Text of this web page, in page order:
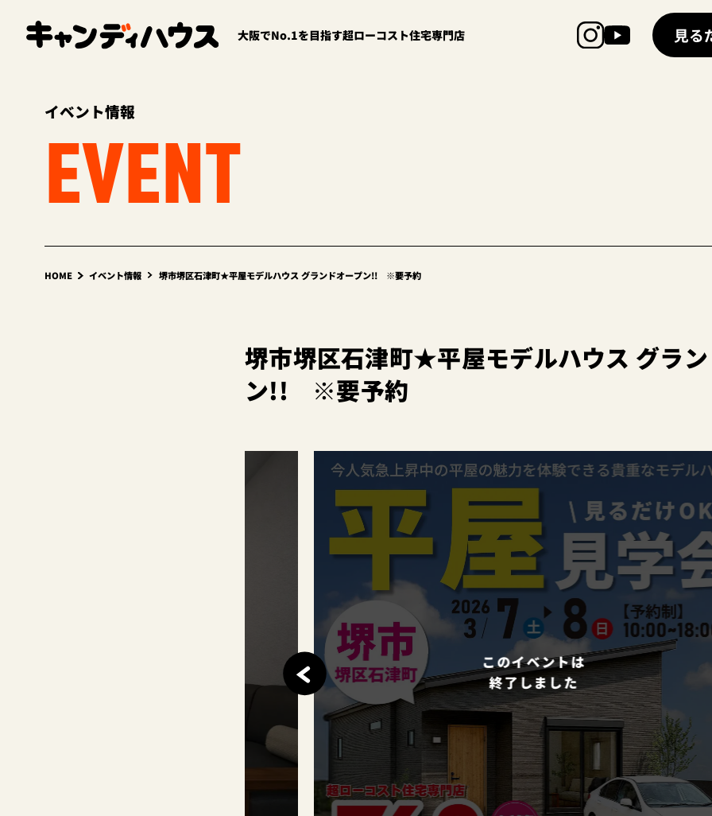
大阪でNo.1を目指す超ローコスト住宅専門店 見る
イベント情報
EVENT
HOME イベント情報 堺市堺区石津町★平屋モデルハウス グランドオープン!! ※要予約
堺市堺区石津町★平屋モデルハウス グラ
ン!! ※要予約
このイベントは
終了しました